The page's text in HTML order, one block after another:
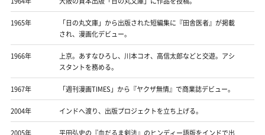
1965年
「日の丸文庫」から出版された短編集に『田舎医者』が掲載
され、漫画化デビュー。
1966年
上京。あすなひろし、川本コオ、高信太郎などと交遊。アシ
スタントを務める。
1967年 「週刊漫画TIMES」から『ヤクザ無情』で商業誌デビュー。
2004年 インドへ渡り、出版プロジェクトを立ち上げる。
2005年 平田弘史の『血だるま剣法』のヒンディー語版をインドで出